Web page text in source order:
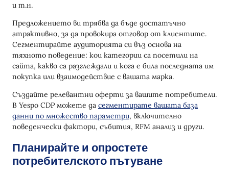
и т.н.
Предложението ви трябва да бъде достатъчно
атрактивно, за да провокира отговор от клиентите.
Сегментирайте аудиторията си въз основа на
тяхното поведение: кои категории са посетили на
сайта, какво са разглеждали и кога е била последната им
покупка или взаимодействие с вашата марка.
Създайте релевантни оферти за вашите потребители.
В Yespo CDP можете да сегментирате вашата база
данни по множество параметри, включително
поведенчески фактори, събития, RFM анализ и други.
Планирайте и опростете
потребителското пътуване